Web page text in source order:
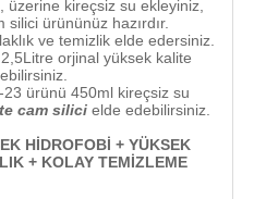
üzerine kireçsiz su ekleyiniz,
silici ürününüz hazırdır.
ve temizlik elde edersiniz.
orjinal yüksek kalite
ürünü 450ml kireçsiz su
cam silici elde edebilirsiniz.
HİDROFOBİ + YÜKSEK
+ KOLAY TEMİZLEME